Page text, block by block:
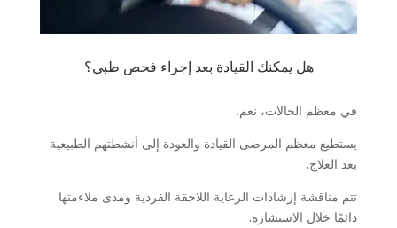
هل يمكنك القيادة بعد إجراء فحص طبي؟
في معظم الحالات، نعم.
يستطيع معظم المرضى القيادة والعودة إلى أنشطتهم الطبيعية
بعد العلاج.
تتم مناقشة إرشادات الرعاية اللاحقة الفردية ومدى ملاءمتها
دائمًا خلال الاستشارة.